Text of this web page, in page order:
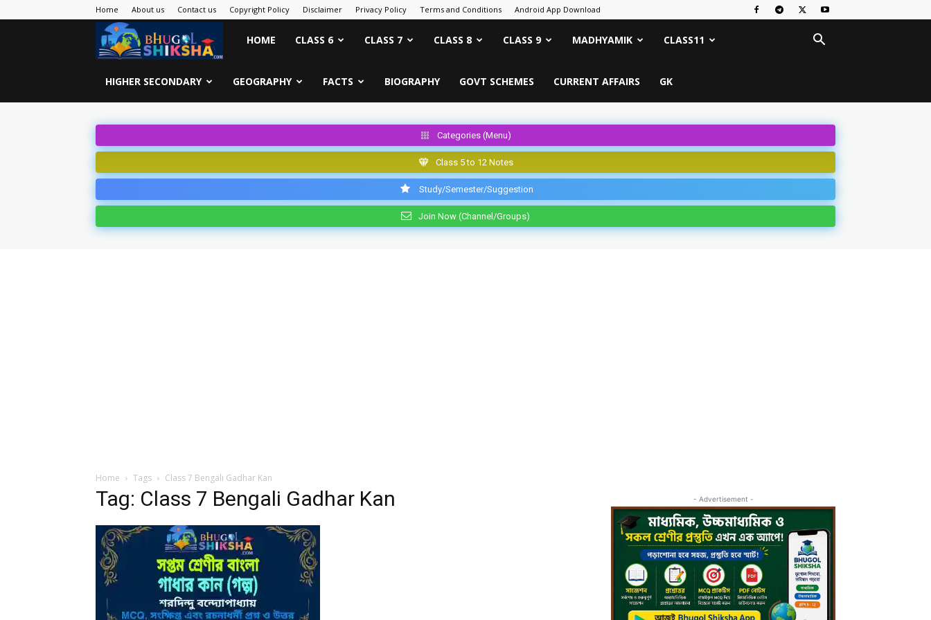
Home About us Contact us Copyright Policy Disclaimer Privacy Policy Terms and Conditions Android App Download
Bhugol
Shiksha
HOME CLASS 6 CLASS 7 CLASS 8 CLASS 9 MADHYAMIK CLASS11
HIGHER SECONDARY GEOGRAPHY FACTS BIOGRAPHY GOVT SCHEMES CURRENT AFFAIRS GK
Categories (Menu)
Class 5 to 12 Notes
Study/Semester/Suggestion
Join Now (Channel/Groups)
Home Tags Class 7 Bengali Gadhar Kan
Tag: Class 7 Bengali Gadhar Kan - Advertisement -